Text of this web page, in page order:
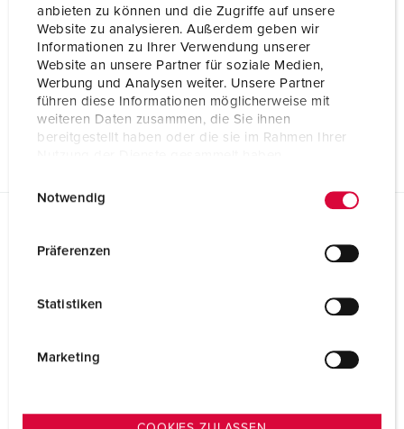
anbieten zu können und die Zugriffe auf unsere
Website zu analysieren. Außerdem geben wir
Informationen zu Ihrer Verwendung unserer
Website an unsere Partner für soziale Medien,
Werbung und Analysen weiter. Unsere Partner
führen diese Informationen möglicherweise mit
weiteren Daten zusammen, die Sie ihnen
bereitgestellt haben oder die sie im Rahmen Ihrer
Notwendig
Präferenzen
Statistiken
Marketing
Aufbaugerätestecker 391
Aufbaugerätestecker 391
Konformitätserklärung